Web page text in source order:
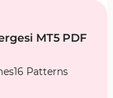
MT5 PDF
Patterns